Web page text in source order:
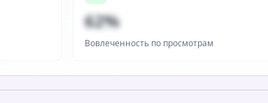
62%
Вовлеченность по просмотрам